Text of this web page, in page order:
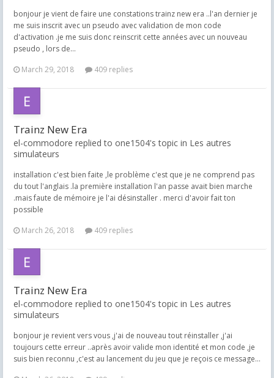
bonjour je vient de faire une constations trainz new era ..l'an dernier je
me suis inscrit avec un pseudo avec validation de mon code
d'activation .je me suis donc reinscrit cette années avec un nouveau
pseudo , lors de...
March 29, 2018
409 replies
Trainz New Era
el-commodore replied to one1504's topic in Les autres
simulateurs
installation c'est bien faite ,le problème c'est que je ne comprend pas
du tout l'anglais .la première installation l'an passe avait bien marche
.mais faute de mémoire je l'ai désinstaller . merci d'avoir fait ton
possible
March 26, 2018
409 replies
Trainz New Era
el-commodore replied to one1504's topic in Les autres
simulateurs
bonjour je revient vers vous ,j'ai de nouveau tout réinstaller ,j'ai
toujours cette erreur ..après avoir valide mon identité et mon code ,je
suis bien reconnu ,c'est au lancement du jeu que je reçois ce message...